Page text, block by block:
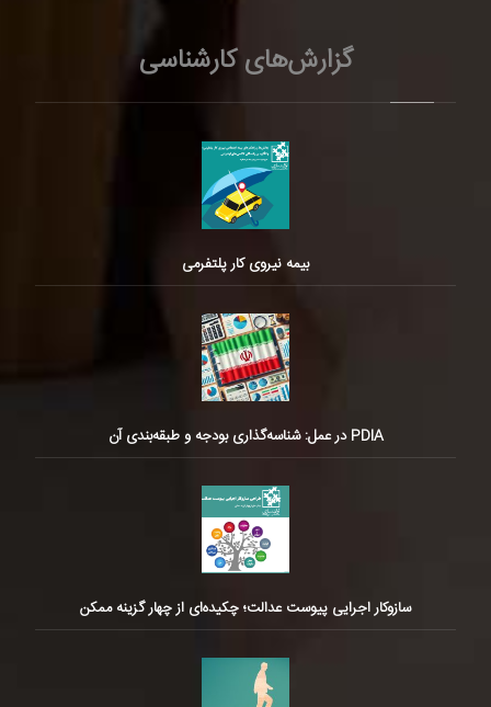
گزارش‌های کارشناسی
بیمه نیروی کار پلتفرمی
PDIA در عمل: شناسه‌گذاری بودجه و طبقه‌بندی آن
سازوکار اجرایی پیوست عدالت؛ چکیده‌ای از چهار گزینه ممکن